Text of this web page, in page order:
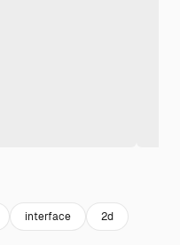
interface 2d